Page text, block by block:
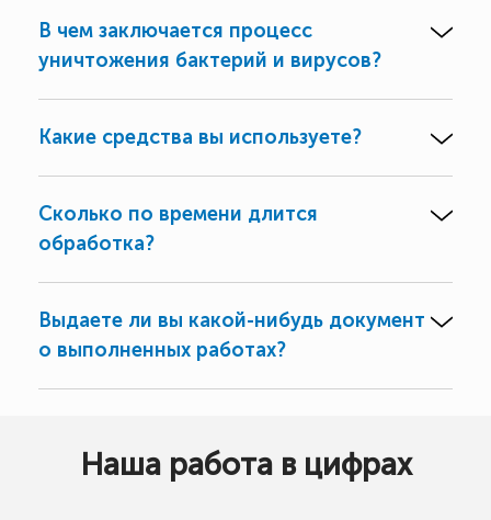
В чем заключается процесс
уничтожения бактерий и вирусов?
Какие средства вы используете?
Сколько по времени длится
обработка?
Выдаете ли вы какой-нибудь документ
о выполненных работах?
Наша работа в цифрах